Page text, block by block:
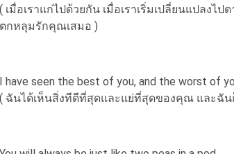
( เมื่อเราแก่ไปด้วยกัน เมื่อเราเริ่มเปลี่ยนแปลงไ
ตกหลุมรักคุณเสมอ )
I have seen the best of you, and the worst of
( ฉันได้เห็นสิ่งทีดีที่สุดและแย่ที่สุดของคุณ และฉัน